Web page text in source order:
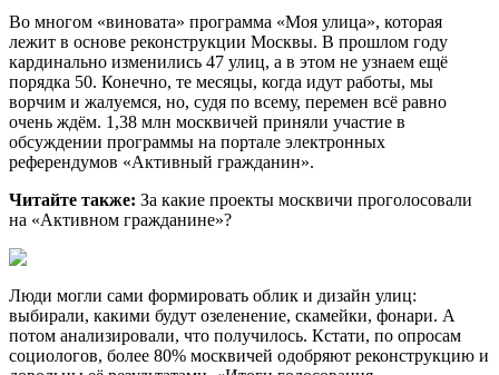
Во многом «виновата» программа «Моя улица», которая
лежит в основе реконструкции Москвы. В прошлом году
кардинально изменились 47 улиц, а в этом не узнаем ещё
порядка 50. Конечно, те месяцы, когда идут работы, мы
ворчим и жалуемся, но, судя по всему, перемен всё равно
очень ждём. 1,38 млн москвичей приняли участие в
обсуждении программы на портале электронных
референдумов «Активный гражданин».
Читайте также: За какие проекты москвичи проголосовали
на «Активном гражданине»?
Люди могли сами формировать облик и дизайн улиц:
выбирали, какими будут озеленение, скамейки, фонари. А
потом анализировали, что получилось. Кстати, по опросам
социологов, более 80% москвичей одобряют реконструкцию и